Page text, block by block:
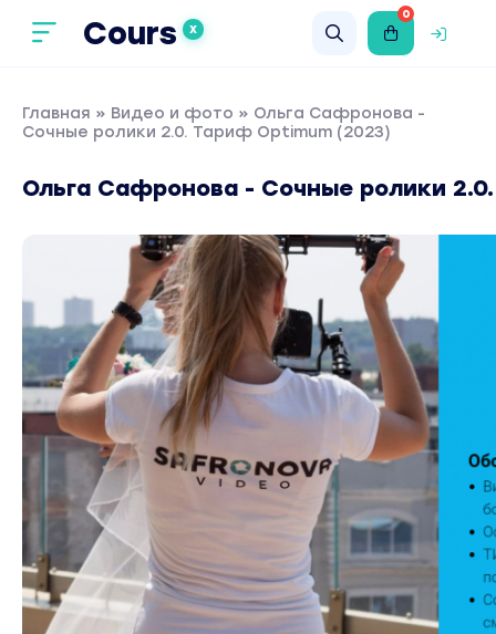
Cours X
0
Главная » Видео и фото » Ольга Сафронова -
Сочные ролики 2.0. Тариф Optimum (2023)
Ольга Сафронова - Сочные ролики